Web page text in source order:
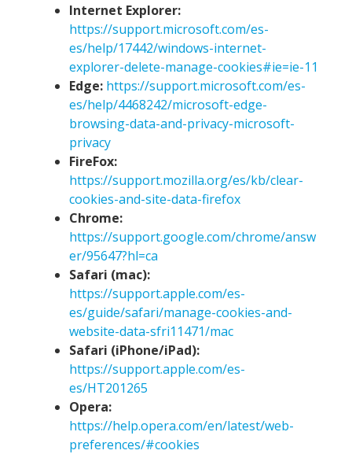
Internet Explorer:
https://support.microsoft.com/es-
es/help/17442/windows-internet-
explorer-delete-manage-cookies#ie=ie-11
Edge: https://support.microsoft.com/es-
es/help/4468242/microsoft-edge-
browsing-data-and-privacy-microsoft-
privacy
FireFox:
https://support.mozilla.org/es/kb/clear-
cookies-and-site-data-firefox
Chrome:
https://support.google.com/chrome/answ
er/95647?hl=ca
Safari (mac):
https://support.apple.com/es-
es/guide/safari/manage-cookies-and-
website-data-sfri11471/mac
Safari (iPhone/iPad):
https://support.apple.com/es-
es/HT201265
Opera:
https://help.opera.com/en/latest/web-
preferences/#cookies